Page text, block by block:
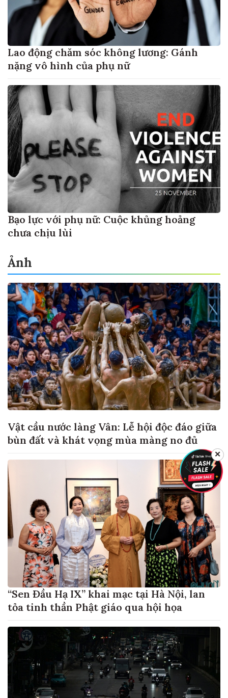
Lao động chăm sóc không lương: Gánh
nặng vô hình của phụ nữ
Bạo lực với phụ nữ: Cuộc khủng hoảng
chưa chịu lùi
Ảnh
Vật cầu nước làng Vân: Lễ hội độc đáo giữa
bùn đất và khát vọng mùa màng no đủ
“Sen Đầu Hạ IX” khai mạc tại Hà Nội, lan
tỏa tinh thần Phật giáo qua hội họa
✕